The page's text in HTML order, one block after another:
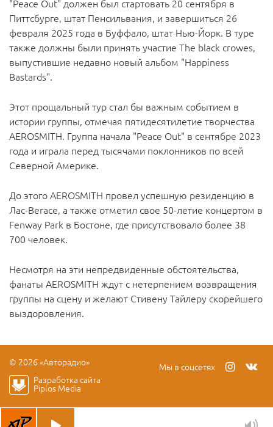
"Peace Out" должен был стартовать 20 сентября в
Питтсбурге, штат Пенсильвания, и завершиться 26
февраля 2025 года в Буффало, штат Нью-Йорк. В туре
также должны были принять участие The black crowes,
выпустившие недавно новый альбом "Happiness
Bastards".
Этот прощальный тур стал бы важным событием в
истории группы, отмечая пятидесятилетие творчества
AEROSMITH. Группа начала "Peace Out" в сентябре 2023
года и играла перед тысячами поклонников по всей
Северной Америке.
До этого AEROSMITH провел успешную резиденцию в
Лас-Вегасе, а также отметил свое 50-летие концертом в
Fenway Park в Бостоне, где присутствовало более 38
700 человек.
Несмотря на эти непредвиденные обстоятельства,
фанаты AEROSMITH ждут с нетерпением возвращения
группы на сцену и желают Стивену Тайлеру скорейшего
выздоровления.
© 2026 «Авторадио»
Мы в соцсетях
Разработка сайта
Piplos Media